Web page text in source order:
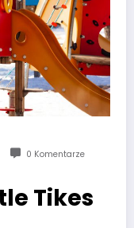
0 Komentarze
Tikes